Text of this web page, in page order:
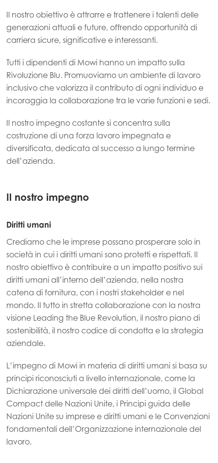
Il nostro obiettivo è attrarre e trattenere i talenti delle
generazioni attuali e future, offrendo opportunità di
carriera sicure, significative e interessanti.
Tutti i dipendenti di Mowi hanno un impatto sulla
Rivoluzione Blu. Promuoviamo un ambiente di lavoro
inclusivo che valorizza il contributo di ogni individuo e
incoraggia la collaborazione tra le varie funzioni e sedi.
Il nostro impegno costante si concentra sulla
costruzione di una forza lavoro impegnata e
diversificata, dedicata al successo a lungo termine
dell’azienda.
Il nostro impegno
Diritti umani
Crediamo che le imprese possano prosperare solo in
società in cui i diritti umani sono protetti e rispettati. Il
nostro obiettivo è contribuire a un impatto positivo sui
diritti umani all’interno dell’azienda, nella nostra
catena di fornitura, con i nostri stakeholder e nel
mondo. Il tutto in stretta collaborazione con la nostra
visione Leading the Blue Revolution, il nostro piano di
sostenibilità, il nostro codice di condotta e la strategia
aziendale.
L’impegno di Mowi in materia di diritti umani si basa su
principi riconosciuti a livello internazionale, come la
Dichiarazione universale dei diritti dell’uomo, il Global
Compact delle Nazioni Unite, i Principi guida delle
Nazioni Unite su imprese e diritti umani e le Convenzioni
fondamentali dell’Organizzazione internazionale del
lavoro.